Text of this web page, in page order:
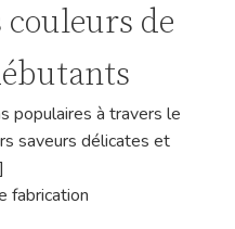
couleurs de
populaires à travers le
saveurs délicates et
fabrication